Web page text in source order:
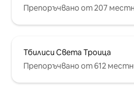
Препоръчвано от 207
Тбилиси Света Троица
Препоръчвано от 612